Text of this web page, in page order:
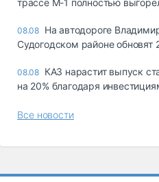
трассе М-1 полностью
08.08 На автодороге
Судогодском районе обновят
08.08 КАЗ нарастит выпуск
на 20% благодаря
Все новости